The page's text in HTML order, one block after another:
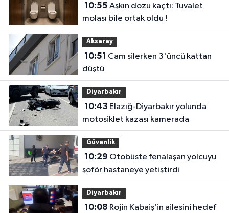
10:55
molası bile ortak oldu !
Aksaray
10:51
düştü
Diyarbakır
10:43
motosiklet kazası kamerada
Güvenlik
10:29
şoför hastaneye yetiştirdi
Diyarbakır
10:08